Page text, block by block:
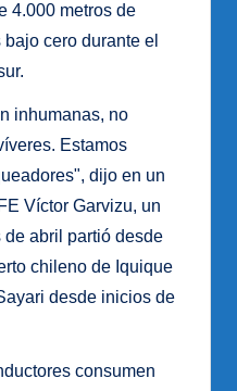
4.000 metros de
cero durante el
inhumanas, no
Estamos
dijo en un
Víctor Garvizu, un
abril partió desde
chileno de Iquique
desde inicios de
consumen